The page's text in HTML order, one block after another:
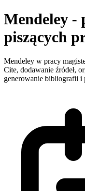
Mendeley -
piszących
Mendeley w pracy
Cite, dodawanie źródeł,
generowanie bibliografii i